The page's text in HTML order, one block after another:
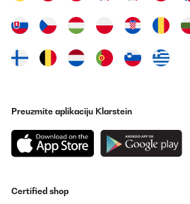
Prevedi
Preuzmite aplikaciju Klarstein
Certified shop